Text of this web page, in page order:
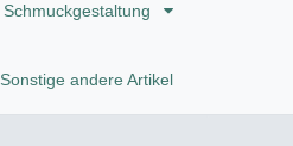
Schmuckgestaltung
Sonstige andere Artikel